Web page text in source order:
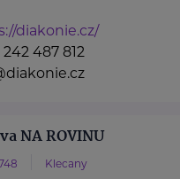
diakonie.cz/
487 812
NA ROVINU
Klecany